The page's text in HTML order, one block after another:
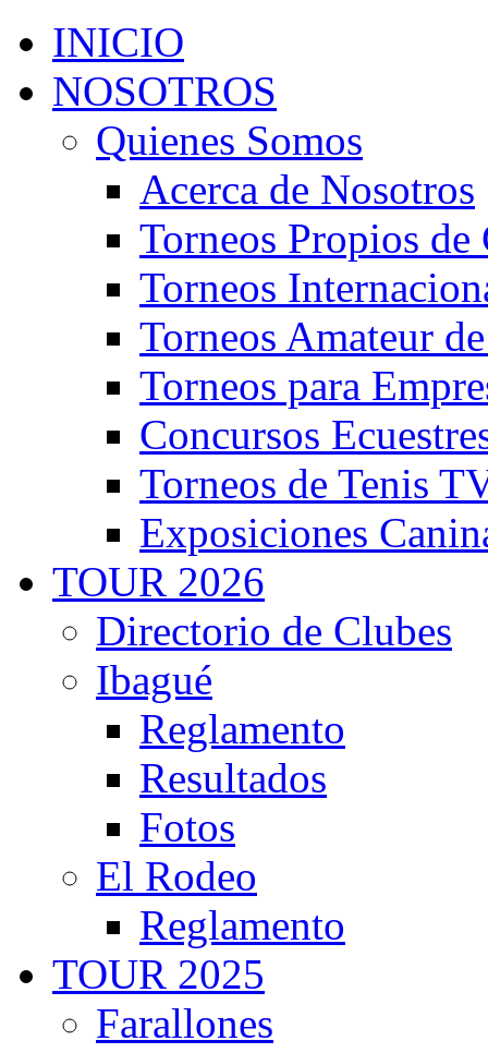
INICIO
NOSOTROS
Quienes Somos
Acerca de Nosotros
Torneos Propios
Torneos
Torneos Amateur
Torneos para
Concursos
Torneos de Tenis
Exposiciones
TOUR 2026
Directorio de Clubes
Ibagué
Reglamento
Resultados
Fotos
El Rodeo
Reglamento
TOUR 2025
Farallones